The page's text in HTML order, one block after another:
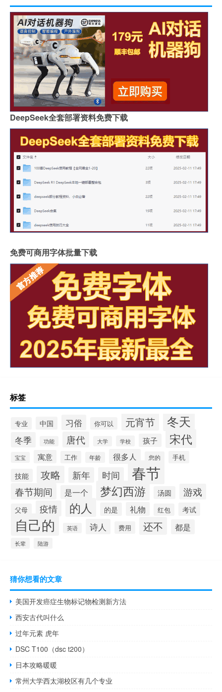
DeepSeek全套部署资料免费下载
免费可商用字体批量下载
标签
专业 中国 习俗 你可以 元宵节 冬天
冬季 功能 唐代 大学 学校 孩子 宋代
宝宝 寓意 工作 年龄 很多人 您的 手机
技能 攻略 新年 时间 春节
春节期间 是一个 梦幻西游 汤圆 游戏
父母 疫情 的人 的是 礼物 红包 考试
自己的 英语 诗人 费用 还不 都是
长辈 陆游
猜你想看的文章
美国开发癌症生物标记物检测新方法
西安古代叫什么
过年元素 虎年
DSC T100（dsc t200）
日本攻略暖暖
常州大学西太湖校区有几个专业